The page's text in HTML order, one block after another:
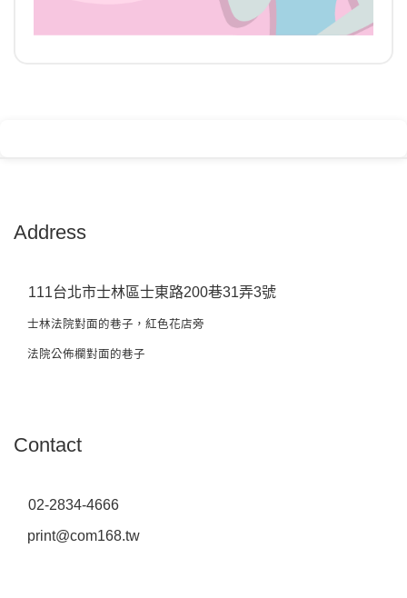
Address
111台北市士林區士東路200巷31弄3號
士林法院對面的巷子，紅色花店旁
法院公佈欄對面的巷子
Contact
02-2834-4666
print@com168.tw